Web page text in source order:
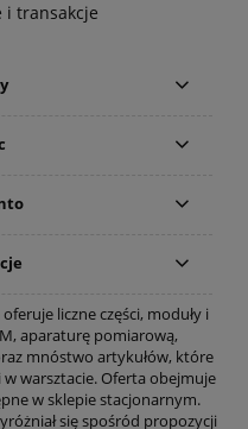
i transakcje
liczne części, moduły i
aparaturę pomiarową,
mnóstwo artykułów, które
warsztacie. Oferta obejmuje
w sklepie stacjonarnym.
się spośród propozycji